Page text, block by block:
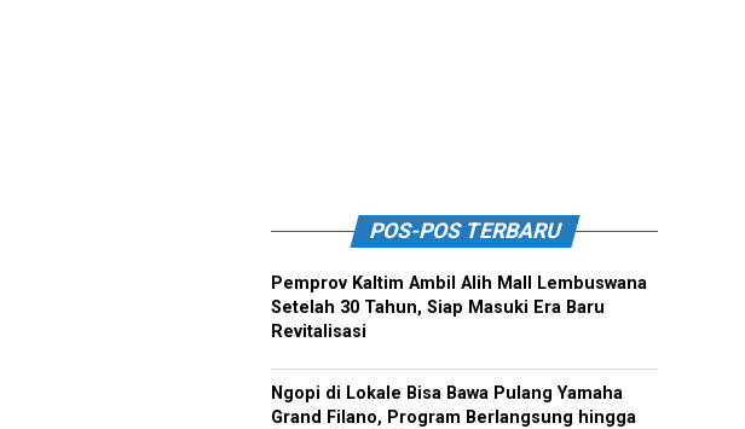
POS-POS TERBARU
Pemprov Kaltim Ambil Alih Mall Lembuswana
Setelah 30 Tahun, Siap Masuki Era Baru
Revitalisasi
Ngopi di Lokale Bisa Bawa Pulang Yamaha
Grand Filano, Program Berlangsung hingga